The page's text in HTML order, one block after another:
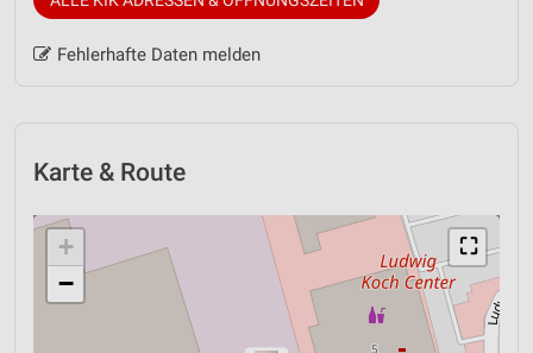
Fehlerhafte Daten melden
Karte & Route
⛶
+
−